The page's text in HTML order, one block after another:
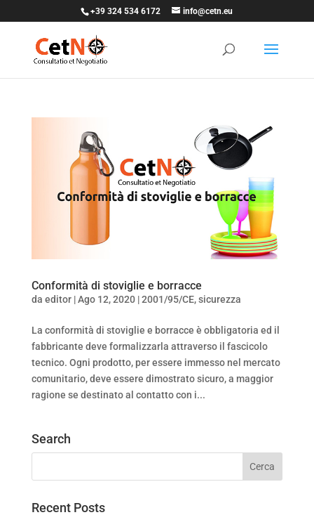
+39 324 534 6172 info@cetn.eu
Conformità di stoviglie e borracce
da editor|Ago 12, 2020|2001/95/CE,sicurezza
La conformità di stoviglie e borracce è obbligatoria ed il
fabbricante deve formalizzarla attraverso il fascicolo
tecnico. Ogni prodotto, per essere immesso nel mercato
comunitario, deve essere dimostrato sicuro, a maggior
ragione se destinato al contatto con i...
Search
Recent Posts